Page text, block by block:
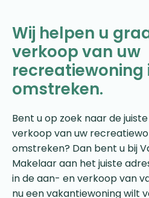
Wij helpen u
verkoop van uw
recreatiewoning
omstreken.
Bent u op zoek naar de
verkoop van uw
omstreken? Dan bent u bij
Makelaar aan het juiste
in de aan- en verkoop van
nu een vakantiewoning wilt